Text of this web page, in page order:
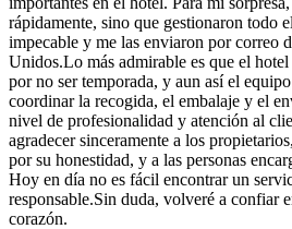
rápidamente, sino que gestionaron todo
impecable y me las enviaron por correo
Unidos.Lo más admirable es que el
por no ser temporada, y aun así el
coordinar la recogida, el embalaje y el
nivel de profesionalidad y atención al
agradecer sinceramente a los
por su honestidad, y a las personas
Hoy en día no es fácil encontrar un
responsable.Sin duda, volveré a confiar
corazón.